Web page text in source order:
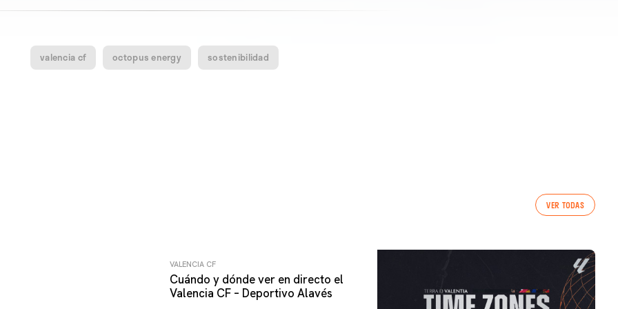
valencia cf octopus energy sostenibilidad
VER TODAS
VALENCIA CF
Cuándo y dónde ver en directo el
Valencia CF – Deportivo Alavés